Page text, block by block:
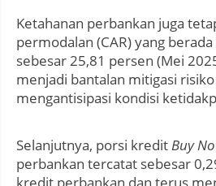
Ketahanan perbankan juga
permodalan (CAR) yang
sebesar 25,81 persen (Mei
menjadi bantalan mitigasi
mengantisipasi kondisi
Selanjutnya, porsi kreditBuy
perbankan tercatat sebesar
kredit perbankan dan terus